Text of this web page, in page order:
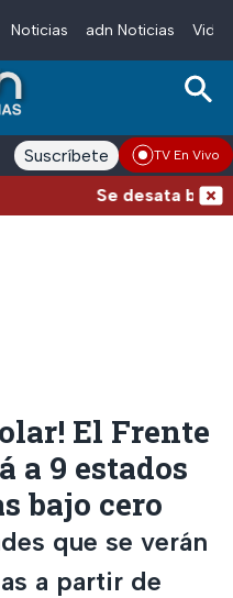
Noticias adn Noticias
adn Noticias Radio
Suscríbete TV En Vivo
Se desata
El Frente
a 9 estados
bajo cero
que se verán
a partir de